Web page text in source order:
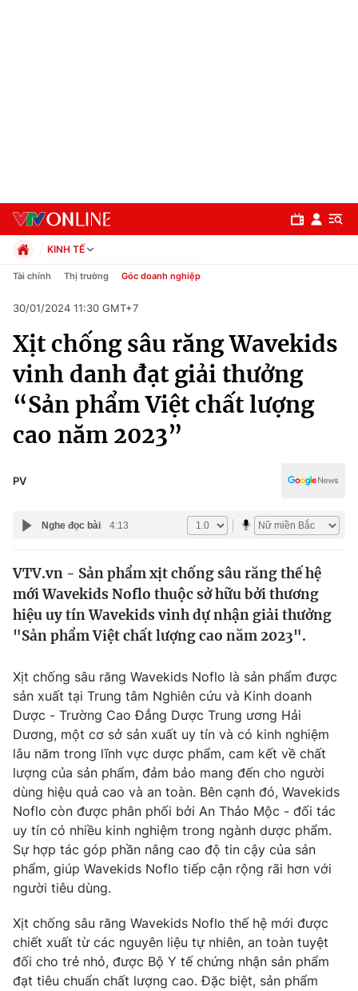
Chuyên mục
Chính trị
Xã hội
Tin tức
Thế giới đó đây
Câu chuyện quốc tế
Kinh tế
Tài chính
Góc doanh nghiệp
Dữ liệu và đời sống
Truyền hình
Phim VTV
Hậu trường
Nhân vật
Khán giả
Giải sao mai
Giải trí
Điện ảnh
Âm nhạc
Sao
Đời sống
Du lịch
Làm đẹp
Chất lượng cuộc sống
Giáo dục
Tuyển sinh
Học trực tuyến
Công nghệ
Sản phẩm
Thị trường
Giao lưu trực tuyến
Lịch phát sóng
KINH TẾ
Chính trị
Pháp luật
Kinh tế
Thể thao
Truyền hình
Văn hóa - Giải trí
Y tế
Đời sống
Tài chính Thị trường Góc doanh nghiệp
30/01/2024 11:30 GMT+7
Xịt chống sâu răng Wavekids
vinh danh đạt giải thưởng
“Sản phẩm Việt chất lượng
cao năm 2023”
PV
Nghe đọc bài 4:13
VTV.vn - Sản phẩm xịt chống sâu răng thế hệ
mới Wavekids Noflo thuộc sở hữu bởi thương
hiệu uy tín Wavekids vinh dự nhận giải thưởng
"Sản phẩm Việt chất lượng cao năm 2023".
Xịt chống sâu răng Wavekids Noflo là sản phẩm được
sản xuất tại Trung tâm Nghiên cứu và Kinh doanh
Dược - Trường Cao Đẳng Dược Trung ương Hải
Dương, một cơ sở sản xuất uy tín và có kinh nghiệm
lâu năm trong lĩnh vực dược phẩm, cam kết về chất
lượng của sản phẩm, đảm bảo mang đến cho người
dùng hiệu quả cao và an toàn. Bên cạnh đó, Wavekids
Noflo còn được phân phối bởi An Thảo Mộc - đối tác
uy tín có nhiều kinh nghiệm trong ngành dược phẩm.
Sự hợp tác góp phần nâng cao độ tin cậy của sản
phẩm, giúp Wavekids Noflo tiếp cận rộng rãi hơn với
người tiêu dùng.
Xịt chống sâu răng Wavekids Noflo thế hệ mới được
chiết xuất từ các nguyên liệu tự nhiên, an toàn tuyệt
đối cho trẻ nhỏ, được Bộ Y tế chứng nhận sản phẩm
đạt tiêu chuẩn chất lượng cao. Đặc biệt, sản phẩm